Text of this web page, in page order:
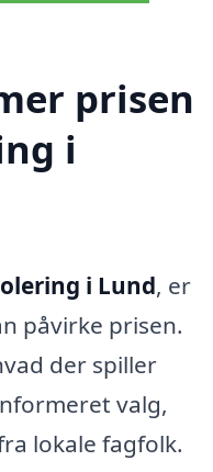
prisen
i
i Lund, er
påvirke prisen.
der spiller
valg,
lokale fagfolk.